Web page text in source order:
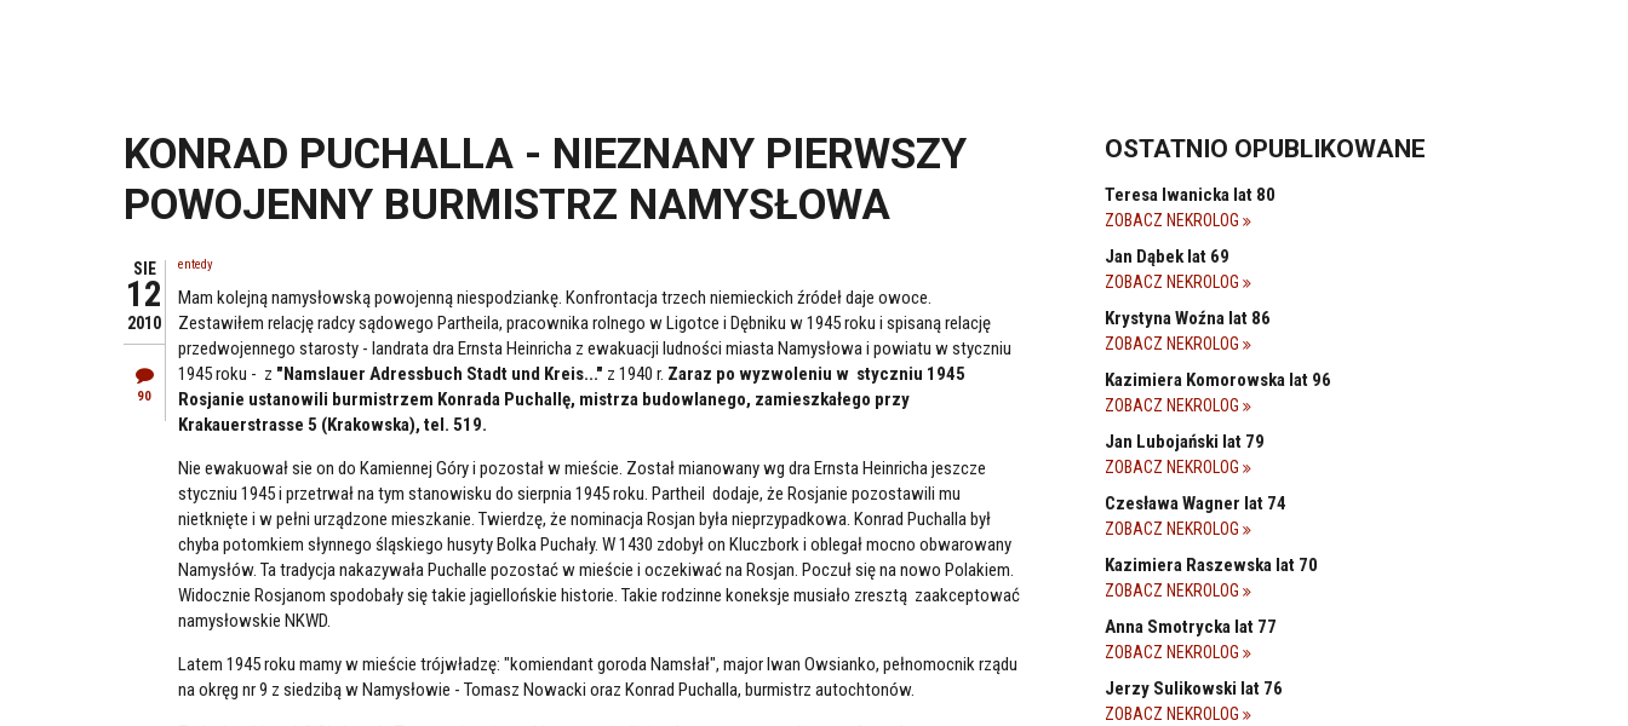
KONRAD PUCHALLA - NIEZNANY PIERWSZY
POWOJENNY BURMISTRZ NAMYSŁOWA
SIE
12
2010
90
entedy
Mam kolejną namysłowską powojenną niespodziankę. Konfrontacja trzech niemieckich źródeł daje owoce.
Zestawiłem relację radcy sądowego Partheila, pracownika rolnego w Ligotce i Dębniku w 1945 roku i spisaną relację
przedwojennego starosty - landrata dra Ernsta Heinricha z ewakuacji ludności miasta Namysłowa i powiatu w styczniu
1945 roku - z "Namslauer Adressbuch Stadt und Kreis..." z 1940 r. Zaraz po wyzwoleniu w styczniu 1945
Rosjanie ustanowili burmistrzem Konrada Puchallę, mistrza budowlanego, zamieszkałego przy
Krakauerstrasse 5 (Krakowska), tel. 519.
Nie ewakuował sie on do Kamiennej Góry i pozostał w mieście. Został mianowany wg dra Ernsta Heinricha jeszcze
styczniu 1945 i przetrwał na tym stanowisku do sierpnia 1945 roku. Partheil dodaje, że Rosjanie pozostawili mu
nietknięte i w pełni urządzone mieszkanie. Twierdzę, że nominacja Rosjan była nieprzypadkowa. Konrad Puchalla był
chyba potomkiem słynnego śląskiego husyty Bolka Puchały. W 1430 zdobył on Kluczbork i oblegał mocno obwarowany
Namysłów. Ta tradycja nakazywała Puchalle pozostać w mieście i oczekiwać na Rosjan. Poczuł się na nowo Polakiem.
Widocznie Rosjanom spodobały się takie jagiellońskie historie. Takie rodzinne koneksje musiało zresztą zaakceptować
namysłowskie NKWD.
Latem 1945 roku mamy w mieście trójwładzę: "komiendant goroda Namsłał", major Iwan Owsianko, pełnomocnik rządu
na okręg nr 9 z siedzibą w Namysłowie - Tomasz Nowacki oraz Konrad Puchalla, burmistrz autochtonów.
OSTATNIO OPUBLIKOWANE
Teresa Iwanicka lat 80
ZOBACZ NEKROLOG
Jan Dąbek lat 69
ZOBACZ NEKROLOG
Krystyna Woźna lat 86
ZOBACZ NEKROLOG
Kazimiera Komorowska lat 96
ZOBACZ NEKROLOG
Jan Lubojański lat 79
ZOBACZ NEKROLOG
Czesława Wagner lat 74
ZOBACZ NEKROLOG
Kazimiera Raszewska lat 70
ZOBACZ NEKROLOG
Anna Smotrycka lat 77
ZOBACZ NEKROLOG
Jerzy Sulikowski lat 76
ZOBACZ NEKROLOG